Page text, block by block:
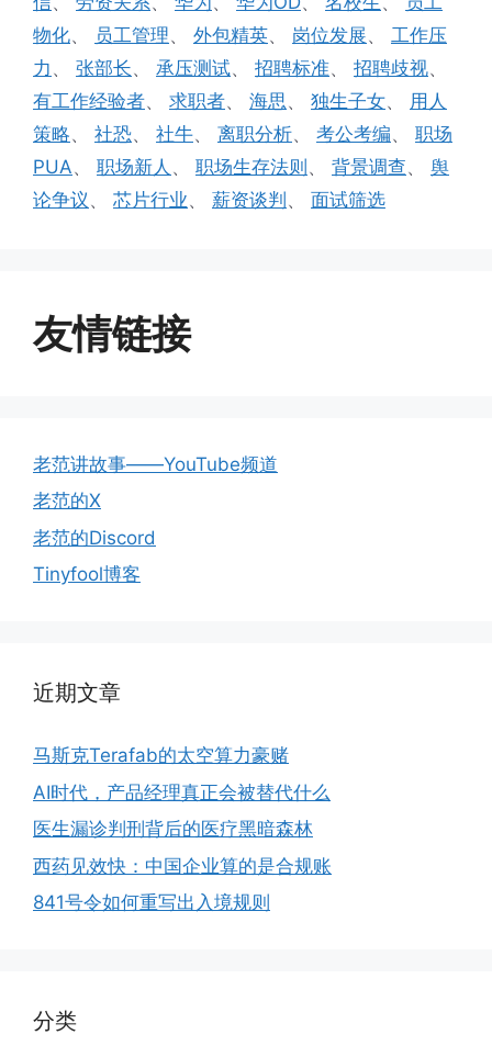
物化、 员工管理、 外包精英、 岗位发展、 工作压
力 、 张部长、 承压测试、 招聘标准、 招聘歧视、
有工作经验者、 求职者、 海思、 独生子女、 用人
策略、 社恐、 社牛、 离职分析、 考公考编、 职场
PUA、 职场新人 、 职场生存法则、 背景调查、 舆
论争议 、 芯片行业、 薪资谈判、 面试筛选
友情链接
老范讲故事——YouTube频道
老范的X
老范的Discord
Tinyfool博客
近期文章
马斯克Terafab的太空算力豪赌
AI时代，产品经理真正会被替代什么
医生漏诊判刑背后的医疗黑暗森林
西药见效快：中国企业算的是合规账
841号令如何重写出入境规则
分类